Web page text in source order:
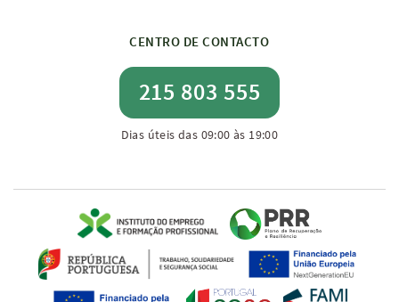
CENTRO DE CONTACTO
215 803 555
Dias úteis das 09:00 às 19:00